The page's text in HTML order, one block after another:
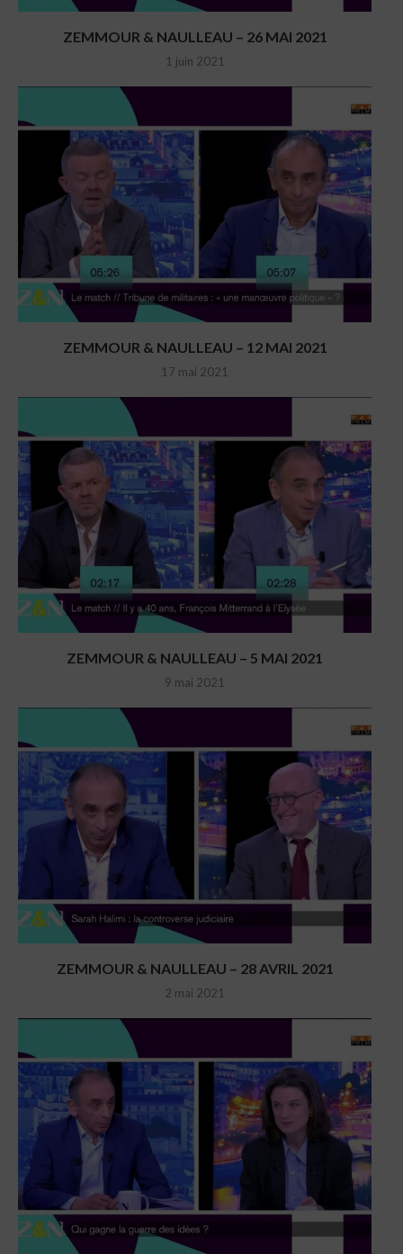
ZEMMOUR & NAULLEAU – 26 MAI 2021
1 juin 2021
ZEMMOUR & NAULLEAU – 12 MAI 2021
17 mai 2021
ZEMMOUR & NAULLEAU – 5 MAI 2021
9 mai 2021
ZEMMOUR & NAULLEAU – 28 AVRIL 2021
2 mai 2021